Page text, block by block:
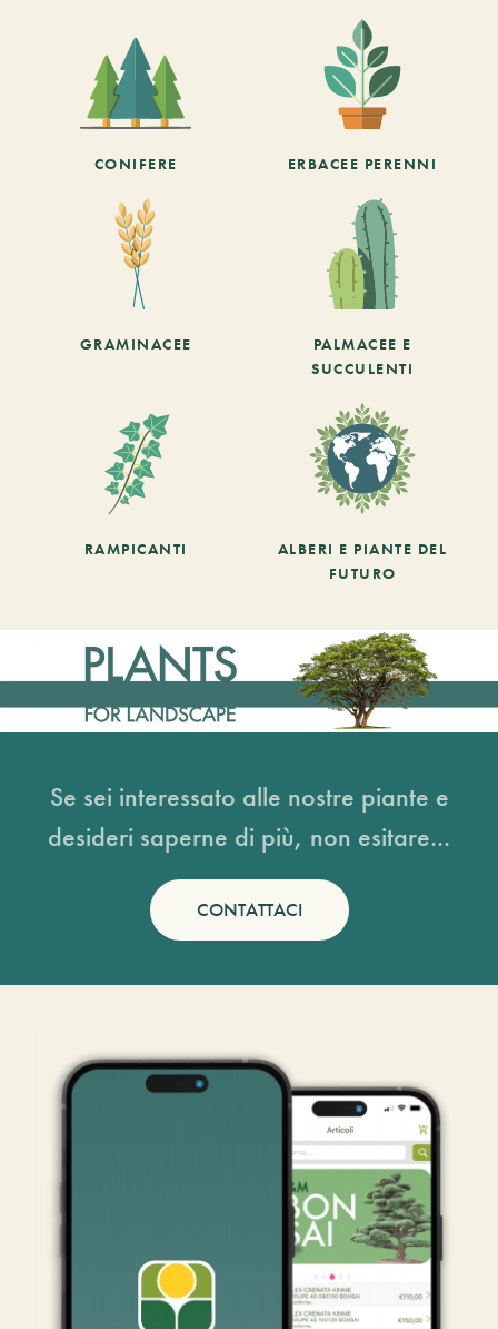
CONIFERE ERBACEE PERENNI
GRAMINACEE
PALMACEE E
SUCCULENTI
RAMPICANTI
ALBERI E PIANTE DEL
FUTURO
Se sei interessato alle nostre piante e
desideri saperne di più, non esitare...
CONTATTACI